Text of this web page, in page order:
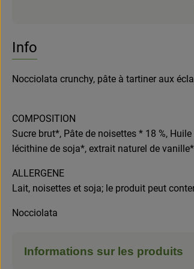
Info
Nocciolata crunchy, pâte à tartiner aux
COMPOSITION
Sucre brut*, Pâte de noisettes * 18 %,
lécithine de soja*, extrait naturel de vanille*
ALLERGENE
Lait, noisettes et soja; le produit peut
Nocciolata
Informations sur les produits